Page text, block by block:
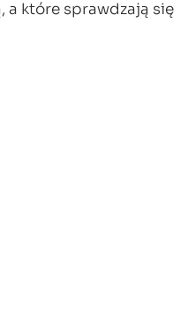
a które sprawdzają się